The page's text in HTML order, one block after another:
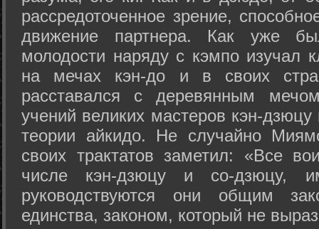
рассредоточенное зрение,
движение партнера. Как уже
молодости наряду с кэмпо изучал
на мечах кэн-до и в своих
расставался с деревянным
учений великих мастеров кэн-
теории айкидо. Не случайно
своих трактатов заметил: «Все
числе кэн-дзюцу и со-дзюцу,
руководствуются они общим
единства, законом, который не